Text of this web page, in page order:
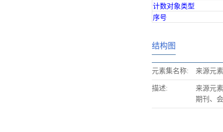
计数对象类型
序号
结构图
元素集名称: 来源元
描述:
来源元
期刊、